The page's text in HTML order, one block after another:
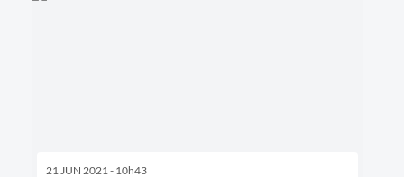
21 JUN 2021 - 10h43